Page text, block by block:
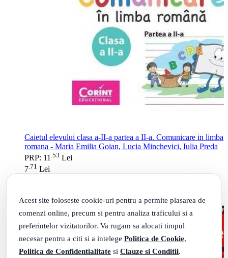
Acest site foloseste cookie-uri pentru a permite plasarea de
comenzi online, precum si pentru analiza traficului si a
preferintelor vizitatorilor. Va rugam sa alocati timpul
necesar pentru a citi si a intelege Politica de Cookie,
Politica de Confidentialitate si Clauze si Conditii.
Caietul elevului clasa a-II-a partea a II-a. Comunicare in limba
romana - Maria Emilia Goian, Lucia Minchevici, Iulia Preda
PRP: 11 53 Lei
7 71 Lei